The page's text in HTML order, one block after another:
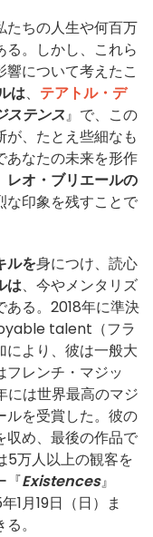
たちの人生や何百万
。しかし、これら
について考えたこ
は、 テアトル・デ
ステンス』で、この
、たとえ些細なも
あなたの未来を形作
レオ・ブリエールの
な印象を残すことで
ルを身につけ、読心
は、今やメンタリズ
ある。2018年に準決
talent（フラ
により、彼は一般大
レンチ・マジッ
には世界最高のマジ
ルを受賞した。彼の
収め、最後の作品で
5万人以上の観客を
『Existences』
1月19日（日）ま
。